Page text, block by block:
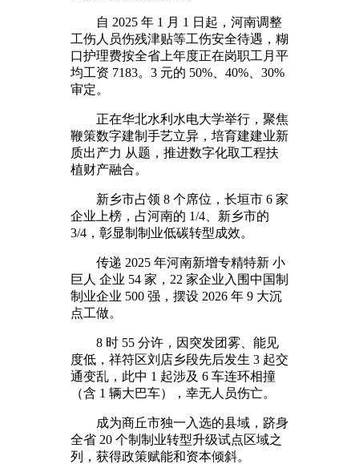
自 2025 年 1 月 1 日起，河南调整
工伤人员伤残津贴等工伤安全待遇，糊
口护理费按全省上年度正在岗职工月平
均工资 7183。3 元的 50%、40%、30%
审定。
正在华北水利水电大学举行，聚焦
鞭策数字建制手艺立异，培育建建业新
质出产力 从题，推进数字化取工程扶
植财产融合。
新乡市占领 8 个席位，长垣市 6 家
企业上榜，占河南的 1/4、新乡市的
3/4，彰显制制业低碳转型成效。
传递 2025 年河南新增专精特新 小
巨人 企业 54 家，22 家企业入围中国制
制业企业 500 强，摆设 2026 年 9 大沉
点工做。
8 时 55 分许，因突发团雾、能见
度低，祥符区刘店乡段先后发生 3 起交
通变乱，此中 1 起涉及 6 车连环相撞
（含 1 辆大巴车），幸无人员伤亡。
成为商丘市独一入选的县域，跻身
全省 20 个制制业转型升级试点区域之
列，获得政策赋能和资本倾斜。